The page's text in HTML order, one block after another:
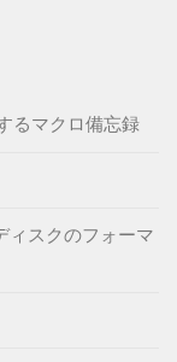
るマクロ備忘録
ィスクのフォーマ